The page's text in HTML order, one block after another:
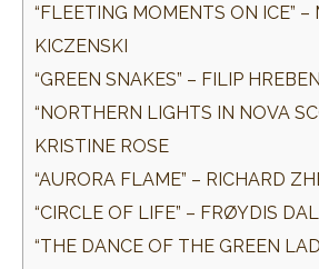
“FLEETING MOMENTS ON ICE” –
KICZENSKI
“GREEN SNAKES” – FILIP
“NORTHERN LIGHTS IN NOVA
KRISTINE ROSE
“AURORA FLAME” – RICHARD
“CIRCLE OF LIFE” – FRØYDIS
“THE DANCE OF THE GREEN